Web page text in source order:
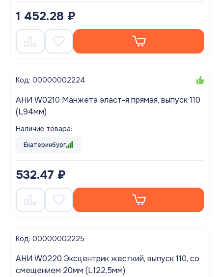
1 452.28 ₽
Код: 00000002224
АНИ W0210 Манжета эласт-я прямая, выпуск 110
(L94мм)
Наличие товара:
Екатеринбург
532.47 ₽
Код: 00000002225
АНИ W0220 Эксцентрик жесткий, выпуск 110, со
смещением 20мм (L122,5мм)